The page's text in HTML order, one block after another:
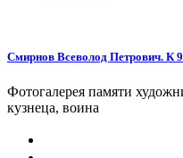
Смирнов Всеволод Петрович. К
Фотогалерея памяти
кузнеца, воина